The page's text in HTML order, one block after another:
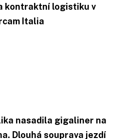
kontraktní logistiku v
Italia
nasadila gigaliner na
Dlouhá souprava jezdí